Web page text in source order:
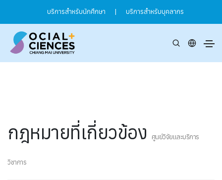
บริการสำหรับนักศึกษา | บริการสำหรับบุคลากร
กฎหมายที่เกี่ยวข้อง ศูนย์วิจัยและบริการ
วิชาการ